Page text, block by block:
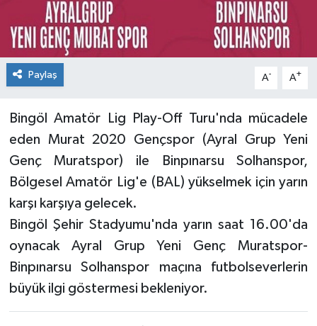
Paylaş A- A+
Bingöl Amatör Lig Play-Off Turu'nda mücadele
eden Murat 2020 Gençspor (Ayral Grup Yeni
Genç Muratspor) ile Binpınarsu Solhanspor,
Bölgesel Amatör Lig'e (BAL) yükselmek için yarın
karşı karşıya gelecek.
Bingöl Şehir Stadyumu'nda yarın saat 16.00'da
oynacak Ayral Grup Yeni Genç Muratspor-
Binpınarsu Solhanspor maçına futbolseverlerin
büyük ilgi göstermesi bekleniyor.
RESMİ İLANLAR
SAĞLIK
SİYASET
SOLHAN
SPOR
YEDİSU